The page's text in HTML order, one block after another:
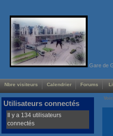
Gare de
Nbre visiteurs Calendrier Forums
Utilisateurs connectés
Il y a 134 utilisateurs
connectés